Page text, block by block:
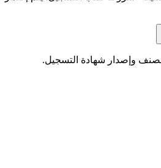
وإصدار شهادة التسجيل.